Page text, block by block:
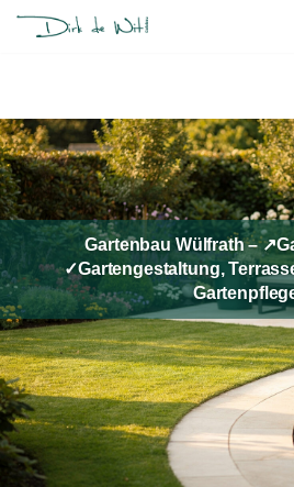
Gartenbau Wülfrath –
✓Gartengestaltung,